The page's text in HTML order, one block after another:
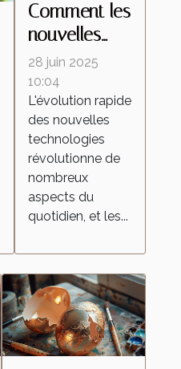
Comment les
nouvelles
technologies
transforment-
elles les
aspirateurs
autonomes ?
28 juin 2025
10:04
L'évolution rapide
des nouvelles
technologies
révolutionne de
nombreux
aspects du
quotidien, et les...